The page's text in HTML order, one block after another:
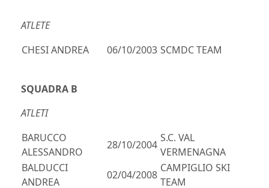
ATLETE
CHESI ANDREA
06/10/2003 SCMDC TEAM
SQUADRA B
ATLETI
BARUCCO
ALESSANDRO
28/10/2004
S.C. VAL
VERMENAGNA
BALDUCCI
ANDREA
02/04/2008
CAMPIGLIO SKI
TEAM